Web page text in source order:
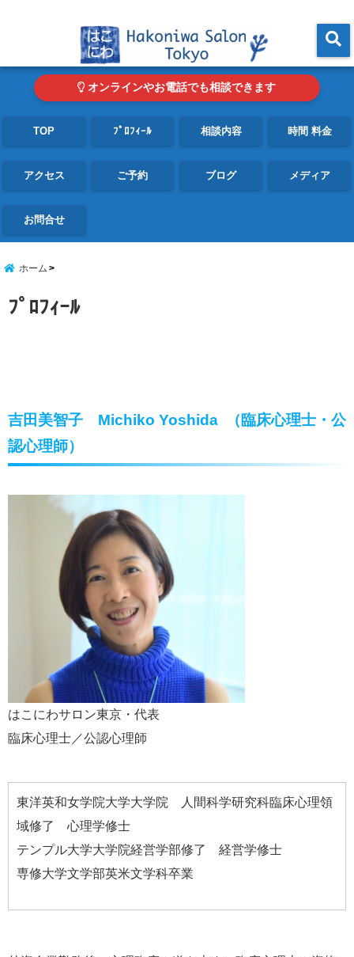
オンラインやお電話でも相談できます
TOP ﾌﾟﾛﾌｨｰﾙ 相談内容 時間 料金
アクセス ご予約 ブログ メディア
お問合せ
ホーム
ﾌﾟﾛﾌｨｰﾙ
吉田美智子 Michiko Yoshida （臨床心理士・公
認心理師）
はこにわサロン東京・代表
臨床心理士／公認心理師
東洋英和女学院大学大学院 人間科学研究科臨床心理領
域修了 心理学修士
テンプル大学大学院経営学部修了 経営学修士
専修大学文学部英米文学科卒業